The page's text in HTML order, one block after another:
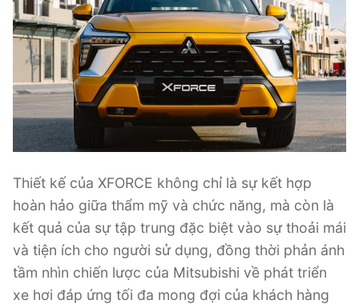
Thiết kế của XFORCE không chỉ là sự kết hợp
hoàn hảo giữa thẩm mỹ và chức năng, mà còn là
kết quả của sự tập trung đặc biệt vào sự thoải mái
và tiện ích cho người sử dụng, đồng thời phản ánh
tầm nhìn chiến lược của Mitsubishi về phát triển
xe hơi đáp ứng tối đa mong đợi của khách hàng